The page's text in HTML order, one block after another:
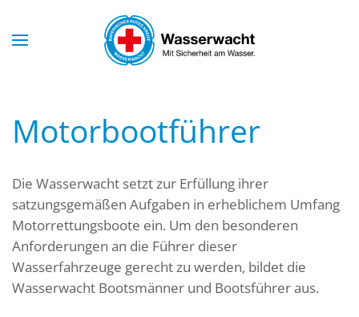
Skip to main content
Motorbootführer
Die Wasserwacht setzt zur Erfüllung ihrer
satzungsgemäßen Aufgaben in erheblichem Umfang
Motorrettungsboote ein. Um den besonderen
Anforderungen an die Führer dieser
Wasserfahrzeuge gerecht zu werden, bildet die
Wasserwacht Bootsmänner und Bootsführer aus.